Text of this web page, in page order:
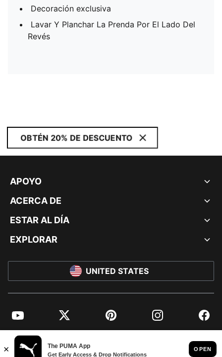
Decoración exclusiva
Lavar Y Planchar La Prenda Por El Lado Del
Revés
OBTÉN 20% DE DESCUENTO
APOYO
ACERCA DE
ESTAR AL DÍA
EXPLORAR
UNITED STATES
YouTube Twitter Pinterest Instagram
© PUMA NORTH AMERICA, INC.
IMPRINT AND LEGAL DATA